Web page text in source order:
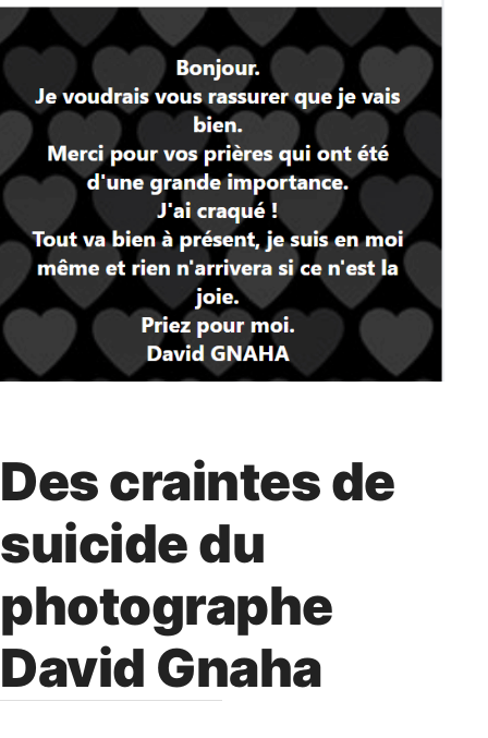
Des craintes de
suicide du
photographe
David Gnaha